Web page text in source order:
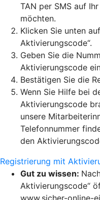
TAN per SMS auf
möchten.
Klicken Sie unten
Aktivierungscode“.
Geben Sie die
Aktivierungscode
Bestätigen Sie die
Wenn Sie Hilfe bei
Aktivierungscode
unsere
Telefonnummer
den
Registrierung mit
Gut zu wissen:
Aktivierungscode“
www.sicher-online-